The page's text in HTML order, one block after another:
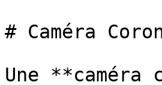
# Caméra
Une